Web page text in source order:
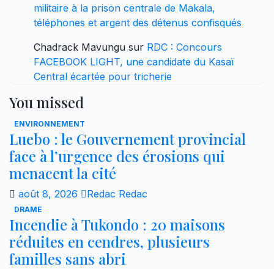
militaire à la prison centrale de Makala,
téléphones et argent des détenus confisqués
Chadrack Mavungu sur RDC : Concours
FACEBOOK LIGHT, une candidate du Kasaï
Central écartée pour tricherie
You missed
ENVIRONNEMENT
Luebo : le Gouvernement provincial
face à l’urgence des érosions qui
menacent la cité
août 8, 2026 Redac Redac
DRAME
Incendie à Tukondo : 20 maisons
réduites en cendres, plusieurs
familles sans abri